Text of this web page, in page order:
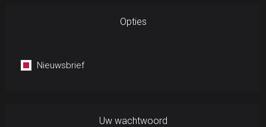
Opties
Nieuwsbrief
Uw wachtwoord